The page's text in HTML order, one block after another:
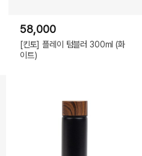
58,000
[킨토] 플레이 텀블러 300ml (화
이트)